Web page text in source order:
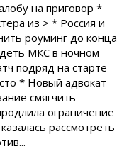
на приговор *
из > * Россия и
роуминг до конца
МКС в ночном
подряд на старте
* Новый адвокат
смягчить
ограничение
рассмотреть